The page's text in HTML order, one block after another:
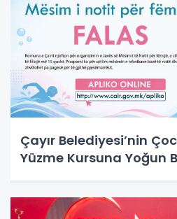
Çayır Belediyesi’nin
Yüzme Kursuna Yoğun